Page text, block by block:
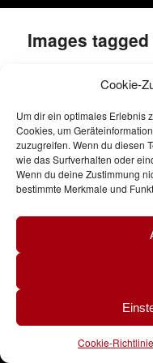
Cookie-
Um dir ein optimales Erlebnis
Cookies, um
zuzugreifen. Wenn du diesen
wie das Surfverhalten oder
Wenn du deine Zustimmung
bestimmte Merkmale und
Cookie-Richtlinie
Images
[Zeige eine Slideshow]
Nürnberger